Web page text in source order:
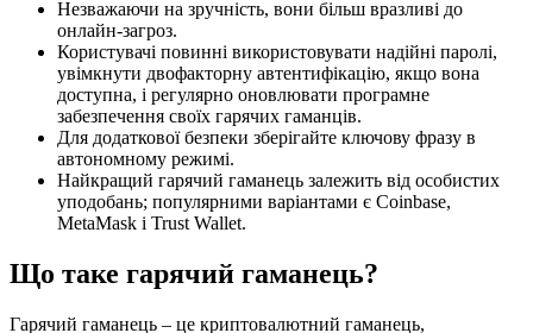
Незважаючи на зручність, вони більш вразливі до
онлайн-загроз.
Користувачі повинні використовувати надійні паролі,
увімкнути двофакторну автентифікацію, якщо вона
доступна, і регулярно оновлювати програмне
забезпечення своїх гарячих гаманців.
Для додаткової безпеки зберігайте ключову фразу в
автономному режимі.
Найкращий гарячий гаманець залежить від особистих
уподобань; популярними варіантами є Coinbase,
MetaMask і Trust Wallet.
Що таке гарячий гаманець?
Гарячий гаманець – це криптовалютний гаманець,